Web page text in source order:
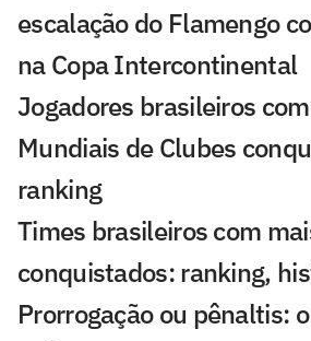
escalação do Flamengo
na Copa Intercontinental
Jogadores brasileiros
Mundiais de Clubes
ranking
Times brasileiros com
conquistados: ranking,
Prorrogação ou pênaltis: